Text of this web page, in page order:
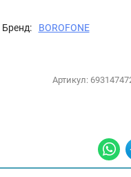
Бренд: BOROFONE
Артикул: